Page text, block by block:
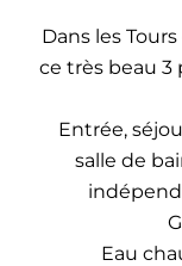
Dans les
ce très beau 3
Entrée,
salle de
Eau